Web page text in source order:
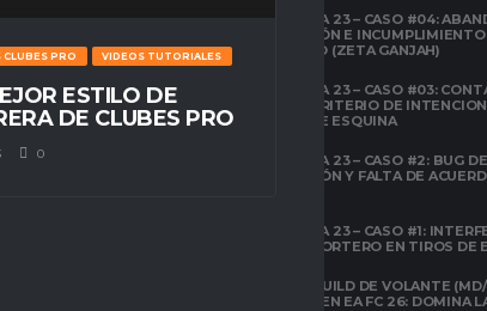
CLUBES PRO VIDEOS TUTORIALES
ESTILO DE
DE CLUBES PRO
0
TUTORIALES
¿QUÉ ES CLUBES
PRO?
TEMPORADA 23 – CASO #04:
COMPETICIÓN E INCUMPLIMIENTO
ECONÓMICO (ZETA GANJAH)
TEMPORADA 23 – CASO #03:
EL ÁREA Y CRITERIO DE
EN TIROS DE ESQUINA
TEMPORADA 23 – CASO #2: BUG
DESCONEXIÓN Y FALTA DE
TEMPORADA 23 – CASO #1:
ILEGAL AL PORTERO EN TIROS DE
LA MEJOR BUILD DE VOLANTE
CARRILERO EN EA FC 26: DOMINA